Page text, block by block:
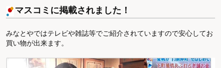
マスコミに掲載されました！
みなとやではテレビや雑誌等でご紹介されていますので安心してお
買い物が出来ます。